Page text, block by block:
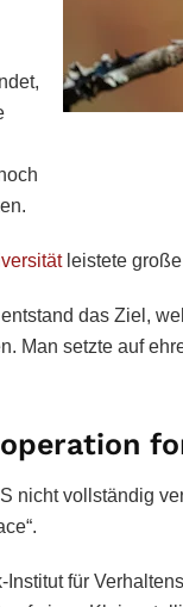
leistete
das Ziel,
Man setzte auf
nicht vollständig
für